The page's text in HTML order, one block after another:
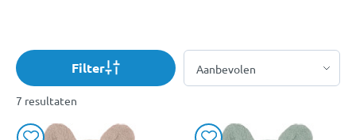
Filter
7 resultaten